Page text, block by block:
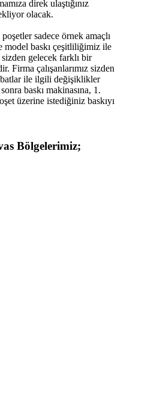
direk ulaştığınız
olacak.
sadece örnek amaçlı
baskı çeşitliliğimiz ile
sizden gelecek farklı bir
Firma çalışanlarımız sizden
ile ilgili değişiklikler
baskı makinasına, 1.
üzerine istediğiniz baskıyı
Bölgelerimiz;